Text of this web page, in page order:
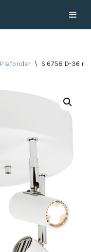
Plafonder \ S 6758 D-36